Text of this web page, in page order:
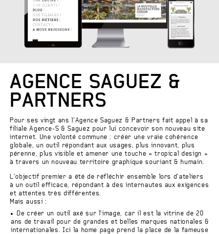
AGENCE SAGUEZ &
PARTNERS
Pour ses vingt ans l’Agence Saguez & Partners fait appel à sa
filiale Agence-S & Saguez pour lui concevoir son nouveau site
internet. Une volonté commune : créer une vraie cohérence
globale, un outil répondant aux usages, plus innovant, plus
pérenne, plus visible et amener une touche « tropical design »
à travers un nouveau territoire graphique souriant & humain.
L’objectif premier a été de réfléchir ensemble lors d’ateliers
à un outil efficace, répondant à des internautes aux exigences
et attentes très différentes.
Mais aussi :
De créer un outil axé sur l’image, car il est la vitrine de 20
ans de travail pour de grandes et belles marques nationales &
internationales. Ici la home page prend la place de la fameuse